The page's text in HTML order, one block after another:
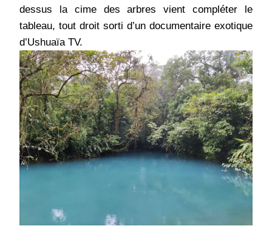
dessus la cime des arbres vient compléter le
tableau, tout droit sorti d’un documentaire exotique
d’Ushuaïa TV.